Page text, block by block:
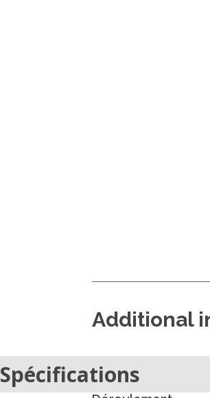
Additional
Spécifications